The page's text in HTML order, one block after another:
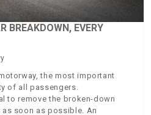
BREAKDOWN, EVERY
the most important
of all passengers.
to remove the broken-down
soon as possible. An